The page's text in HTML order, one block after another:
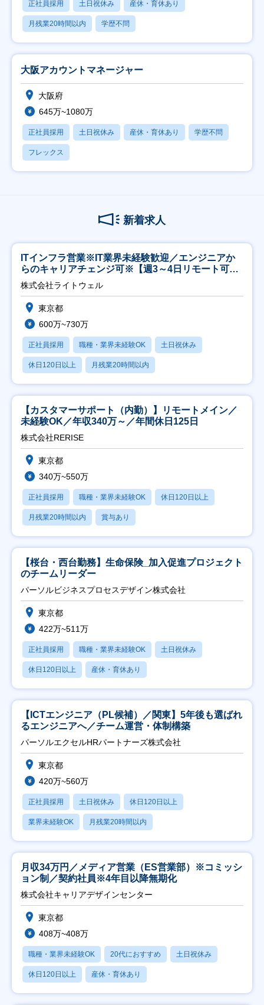
正社員採用 土日祝休み 産休・育休あり
月残業20時間以内 学歴不問
大阪アカウントマネージャー
大阪府
645万~1080万
正社員採用 土日祝休み 産休・育休あり 学歴不問
フレックス
新着求人
ITインフラ営業※IT業界未経験歓迎／エンジニアか
らのキャリアチェンジ可※【週3～4日リモート可
能】
株式会社ライトウェル
東京都
600万~730万
正社員採用 職種・業界未経験OK 土日祝休み
休日120日以上 月残業20時間以内
【カスタマーサポート（内勤）】リモートメイン／
未経験OK／年収340万～／年間休日125日
株式会社RERISE
東京都
340万~550万
正社員採用 職種・業界未経験OK 休日120日以上
月残業20時間以内 賞与あり
【桜台・西台勤務】生命保険_加入促進プロジェクト
のチームリーダー
パーソルビジネスプロセスデザイン株式会社
東京都
422万~511万
正社員採用 職種・業界未経験OK 土日祝休み
休日120日以上 産休・育休あり
【ICTエンジニア（PL候補）／関東】5年後も選ばれ
るエンジニアへ／チーム運営・体制構築
パーソルエクセルHRパートナーズ株式会社
東京都
420万~560万
正社員採用 土日祝休み 休日120日以上
業界未経験OK 月残業20時間以内
月収34万円／メディア営業（ES営業部）※コミッシ
ョン制／契約社員※4年目以降無期化
株式会社キャリアデザインセンター
東京都
408万~408万
職種・業界未経験OK 20代におすすめ 土日祝休み
休日120日以上 産休・育休あり